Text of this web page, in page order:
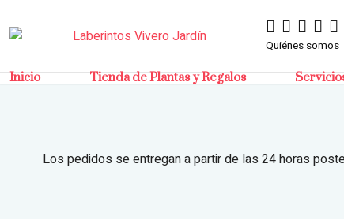
Quiénes somos
Inicio Tienda de Plantas y Regalos
Los pedidos se entregan a partir de las 24 horas